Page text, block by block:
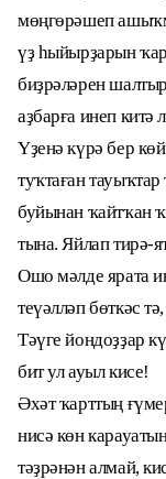
мөңгөрәшеп
үҙ һыйырҙарын
биҙрәләрен
аҙбарға инеп китә
Үҙенә күрә бер
туҡтаған
буйынан ҡайтҡан
тына. Яйлап тирә-
Ошо мәлде ярата
теүәлләп бөткәс
Тәүге йондоҙҙар
бит ул ауыл кисе!
Әхәт ҡарттың
нисә көн
тәҙрәнән алмай,